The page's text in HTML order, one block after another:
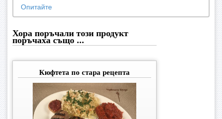
Опитайте
Хора поръчали този продукт
поръчаха също ...
Кюфтета по стара рецепта